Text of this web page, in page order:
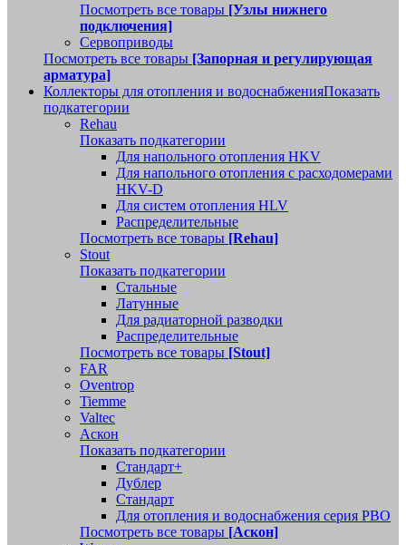
Посмотреть все товары [Узлы нижнего
подключения]
Сервоприводы
Посмотреть все товары [Запорная и регулирующая
арматура]
Коллекторы для отопления и водоснабженияПоказать
подкатегории
Rehau
Показать подкатегории
Для напольного отопления HKV
Для напольного отопления с расходомерами
HKV-D
Для систем отопления HLV
Распределительные
Посмотреть все товары [Rehau]
Stout
Показать подкатегории
Стальные
Латунные
Для радиаторной разводки
Распределительные
Посмотреть все товары [Stout]
FAR
Oventrop
Tiemme
Valtec
Аскон
Показать подкатегории
Стандарт+
Дублер
Стандарт
Для отопления и водоснабжения серия РВО
Посмотреть все товары [Аскон]